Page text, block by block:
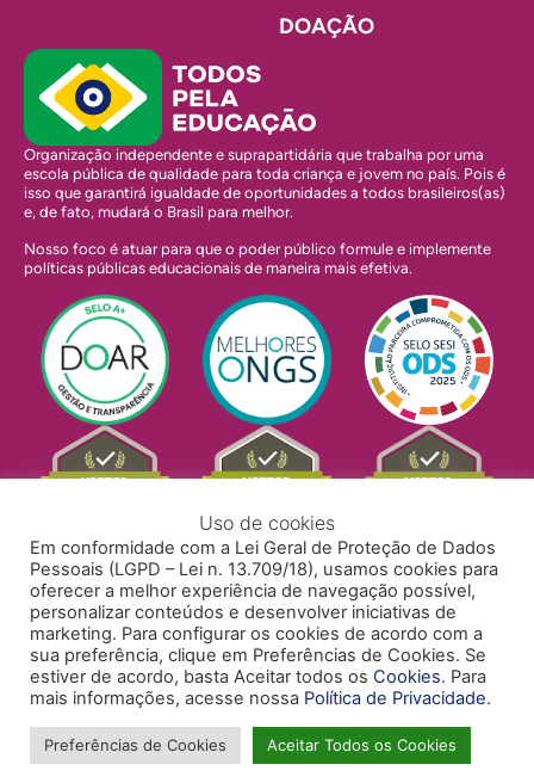
DOAÇÃO
Organização independente e suprapartidária que trabalha por uma
escola pública de qualidade para toda criança e jovem no país. Pois é
isso que garantirá igualdade de oportunidades a todos brasileiros(as)
e, de fato, mudará o Brasil para melhor.
Nosso foco é atuar para que o poder público formule e implemente
políticas públicas educacionais de maneira mais efetiva.
POLÍTICA DE PRIVACIDADE
ACESSIBILIDADE
TRABALHE CONOSCO
Uso de cookies
Em conformidade com a Lei Geral de Proteção de Dados
Pessoais (LGPD – Lei n. 13.709/18), usamos cookies para
oferecer a melhor experiência de navegação possível,
personalizar conteúdos e desenvolver iniciativas de
marketing. Para configurar os cookies de acordo com a
sua preferência, clique em Preferências de Cookies. Se
estiver de acordo, basta Aceitar todos os Cookies. Para
mais informações, acesse nossa Política de Privacidade.
Preferências de Cookies Aceitar Todos os Cookies